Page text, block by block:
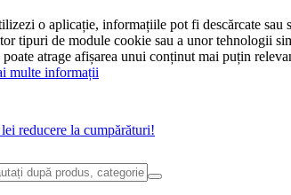
o aplicație, informațiile pot fi descărcate
tipuri de module cookie sau a unor tehnologii
atrage afișarea unui conținut mai puțin
multe informații
reducere la cumpărături!